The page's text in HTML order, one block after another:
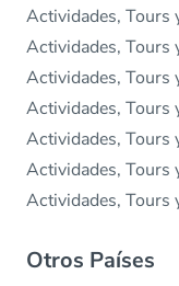
Actividades, Tours
Actividades, Tours
Actividades, Tours
Actividades, Tours
Actividades, Tours
Actividades, Tours
Actividades, Tours
Otros Países